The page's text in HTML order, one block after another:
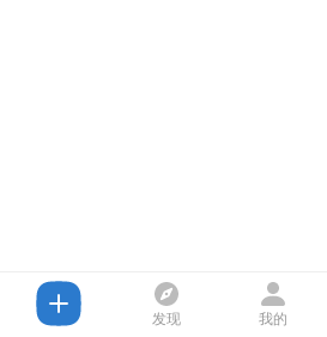
发现 我的